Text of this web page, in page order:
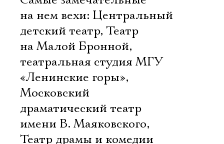
на нем вехи: Центральный
детский театр, Театр
на Малой Бронной,
театральная студия МГУ
«Ленинские горы»,
Московский
драматический театр
имени В. Маяковского,
Театр драмы и комедии